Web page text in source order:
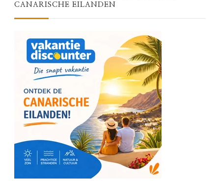
CANARISCHE EILANDEN